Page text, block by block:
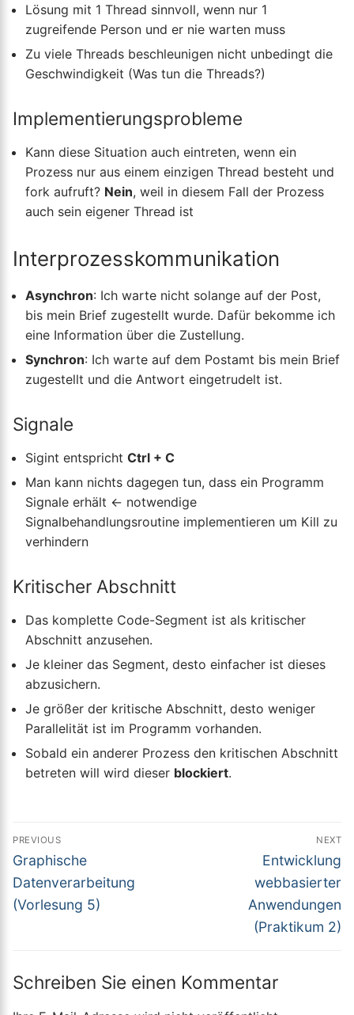
Lösung mit 1 Thread sinnvoll, wenn nur 1
zugreifende Person und er nie warten muss
Zu viele Threads beschleunigen nicht unbedingt die
Geschwindigkeit (Was tun die Threads?)
Implementierungsprobleme
Kann diese Situation auch eintreten, wenn ein
Prozess nur aus einem einzigen Thread besteht und
fork aufruft? Nein, weil in diesem Fall der Prozess
auch sein eigener Thread ist
Interprozesskommunikation
Asynchron: Ich warte nicht solange auf der Post,
bis mein Brief zugestellt wurde. Dafür bekomme ich
eine Information über die Zustellung.
Synchron: Ich warte auf dem Postamt bis mein Brief
zugestellt und die Antwort eingetrudelt ist.
Signale
Sigint entspricht Ctrl + C
Man kann nichts dagegen tun, dass ein Programm
Signale erhält ← notwendige
Signalbehandlungsroutine implementieren um Kill zu
verhindern
Kritischer Abschnitt
Das komplette Code-Segment ist als kritischer
Abschnitt anzusehen.
Je kleiner das Segment, desto einfacher ist dieses
abzusichern.
Je größer der kritische Abschnitt, desto weniger
Parallelität ist im Programm vorhanden.
Sobald ein anderer Prozess den kritischen Abschnitt
betreten will wird dieser blockiert.
Beitragsnavigation
PREVIOUS
Previous
post:
Graphische
Datenverarbeitung
(Vorlesung 5)
NEXT
Next
post:
Entwicklung
webbasierter
Anwendungen
(Praktikum 2)
Schreiben Sie einen Kommentar